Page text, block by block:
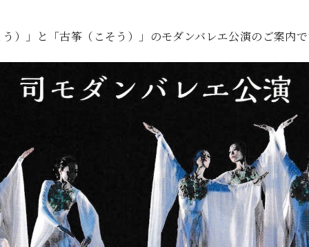
）」と「古筝（こそう）」のモダンバレエ公演のご案内